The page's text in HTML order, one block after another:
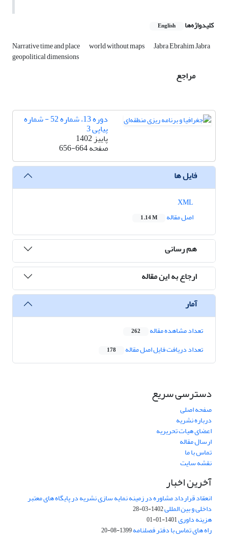
کلیدواژه‌ها English
Narrative time and place world without maps Jabra Ebrahim Jabra
geopolitical dimensions
مراجع
دوره 13، شماره 52 - شماره
پیاپی 3
پاییز 1402
صفحه656-664
فایل ها
اصل مقاله
1.14 M
هم رسانی
ارجاع به این مقاله
آمار
تعداد مشاهده مقاله 262
تعداد دریافت فایل اصل مقاله 178
دسترسی سریع
صفحه اصلی
درباره نشریه
اعضای هیات تحریریه
ارسال مقاله
تماس با ما
نقشه سایت
آخرین اخبار
انعقاد قرارداد مشاوره در زمینه نمایه سازی نشریه در پایگاه های معتبر
داخلی و بین المللی1402-03-28
هزینه داوری1401-01-01
راه های تماس با دفتر فصلنامه1399-08-20